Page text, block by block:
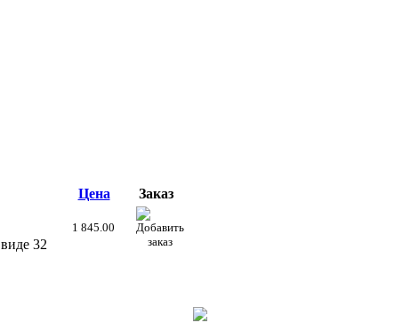
Цена
Заказ
32
1 845.00